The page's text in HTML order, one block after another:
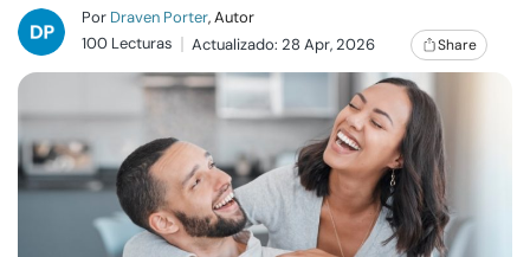
Relaciones
Familia
Ayuda
Por Draven Porter, Autor
100 Lecturas
Actualizado: 28 Apr, 2026 Share